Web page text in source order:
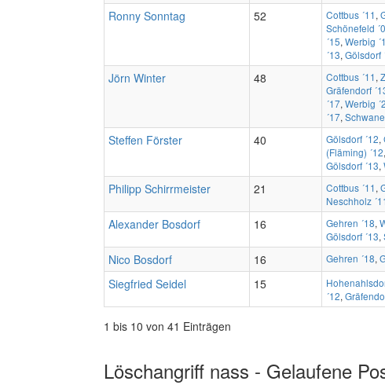
Ronny Sonntag 52 Cottbus ´11 ,
Schönefeld
´15, Werbig
´13, Gölsdorf
Jörn Winter 48 Cottbus ´11 ,
Gräfendorf
´17, Werbig
´17,
Steffen Förster 40 Gölsdorf ´12,
(Fläming) ´12,
Gölsdorf ´13,
Philipp Schirrmeister 21 Cottbus ´11 ,
Neschholz ´11
Alexander Bosdorf 16 Gehren ´18,
Gölsdorf ´13,
Nico Bosdorf 16 Gehren ´18,
Siegfried Seidel 15
´12,
1 bis 10 von 41 Einträgen
Löschangriff nass - Gelaufene